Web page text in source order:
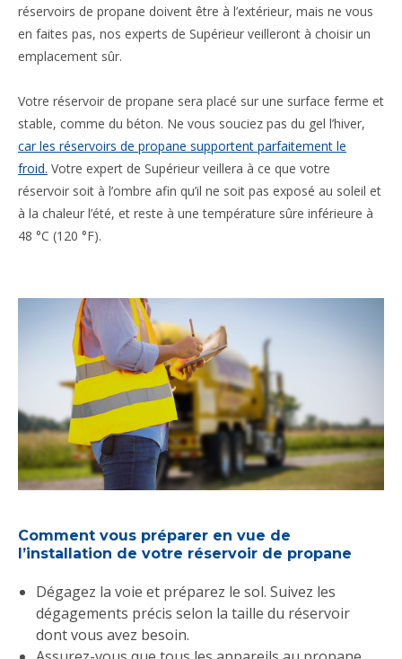
réservoirs de propane doivent être à l’extérieur, mais ne vous
en faites pas, nos experts de Supérieur veilleront à choisir un
emplacement sûr.
Votre réservoir de propane sera placé sur une surface ferme et
stable, comme du béton. Ne vous souciez pas du gel l’hiver,
car les réservoirs de propane supportent parfaitement le
froid. Votre expert de Supérieur veillera à ce que votre
réservoir soit à l’ombre afin qu’il ne soit pas exposé au soleil et
à la chaleur l’été, et reste à une température sûre inférieure à
48 °C (120 °F).
Comment vous préparer en vue de
l’installation de votre réservoir de propane
Dégagez la voie et préparez le sol. Suivez les
dégagements précis selon la taille du réservoir
dont vous avez besoin.